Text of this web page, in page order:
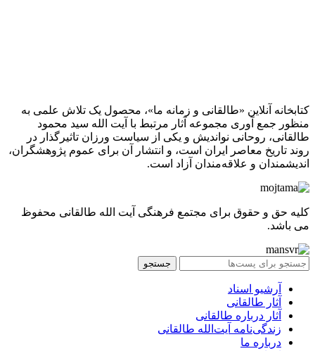
کتابخانه آنلاین «طالقانی و زمانه ما»، محصول یک تلاش علمی به
منظور جمع آوری مجموعه آثار مرتبط با آیت الله سید محمود
طالقانی، روحانی نواندیش و یکی از سیاست ورزان تاثیرگذار در
روند تاریخ معاصر ایران است، و انتشار آن برای عموم پژوهشگران،
اندیشمندان و علاقه‌مندان آزاد است.
کلیه حق و حقوق برای مجتمع فرهنگی آیت الله طالقانی محفوظ
می باشد.
جستجو
آرشیو اسناد
آثار طالقانی
آثار درباره طالقانی
زندگی‌نامه آیت‌الله طالقانی
درباره ما